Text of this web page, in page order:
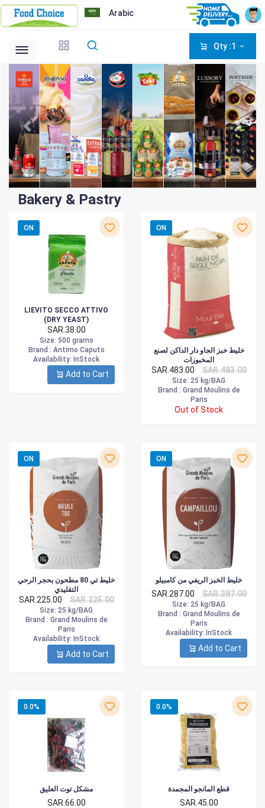
Arabic
Qty :1
Bakery & Pastry
ON
LIEVITO SECCO ATTIVO
(DRY YEAST)
SAR.38.00
Size: 500 grams
Brand : Antimo Caputo
Availability: InStock
Add to Cart
ON
خليط خبز الجاو دار الداكن لصنع
المخبوزات
SAR.483.00 SAR.483.00
Size: 25 kg/BAG
Brand : Grand Moulins de
Paris
Out of Stock
ON
خليط تي 80 مطحون بحجر الرحي
التقليدي
SAR.225.00 SAR.225.00
Size: 25 kg/BAG
Brand : Grand Moulins de
Paris
Availability: InStock
Add to Cart
ON
خليط الخبز الريفي من كامبيلو
SAR.287.00 SAR.287.00
Size: 25 kg/BAG
Brand : Grand Moulins de
Paris
Availability: InStock
Add to Cart
0.0%
مشكل توت العليق
SAR.66.00
0.0%
قطع المانجو المجمدة
SAR.45.00